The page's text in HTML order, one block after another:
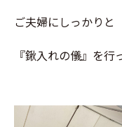
ご夫婦にしっかりと
『鍬入れの儀』を行